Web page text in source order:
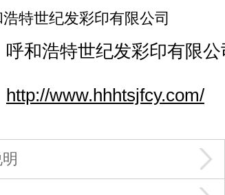
浩特世纪发彩印有限公司
呼和浩特世纪发彩印有限公
http://www.hhhtsjfcy.com/